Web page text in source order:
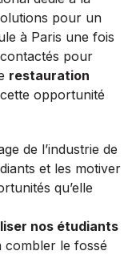
pour un
à Paris une fois
pour
restauration
opportunité
de l’industrie de
et les motiver
qu’elle
nos étudiants
combler le fossé